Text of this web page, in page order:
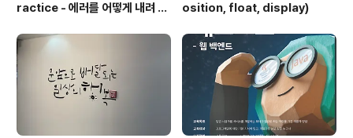
ractice - 에러를 어떻게 내려 주
osition, float, display)